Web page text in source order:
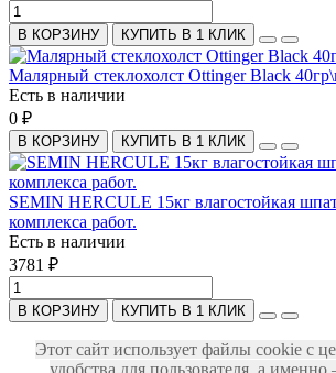
В КОРЗИНУ КУПИТЬ В 1 КЛИК
Малярный стеклохолст Ottinger Black
Есть в наличии
0 ₽
В КОРЗИНУ КУПИТЬ В 1 КЛИК
SEMIN HERCULE 15кг влагостойкая
комплекса работ.
Есть в наличии
3781 ₽
В КОРЗИНУ КУПИТЬ В 1 КЛИК
Этот сайт использует файлы cookie с